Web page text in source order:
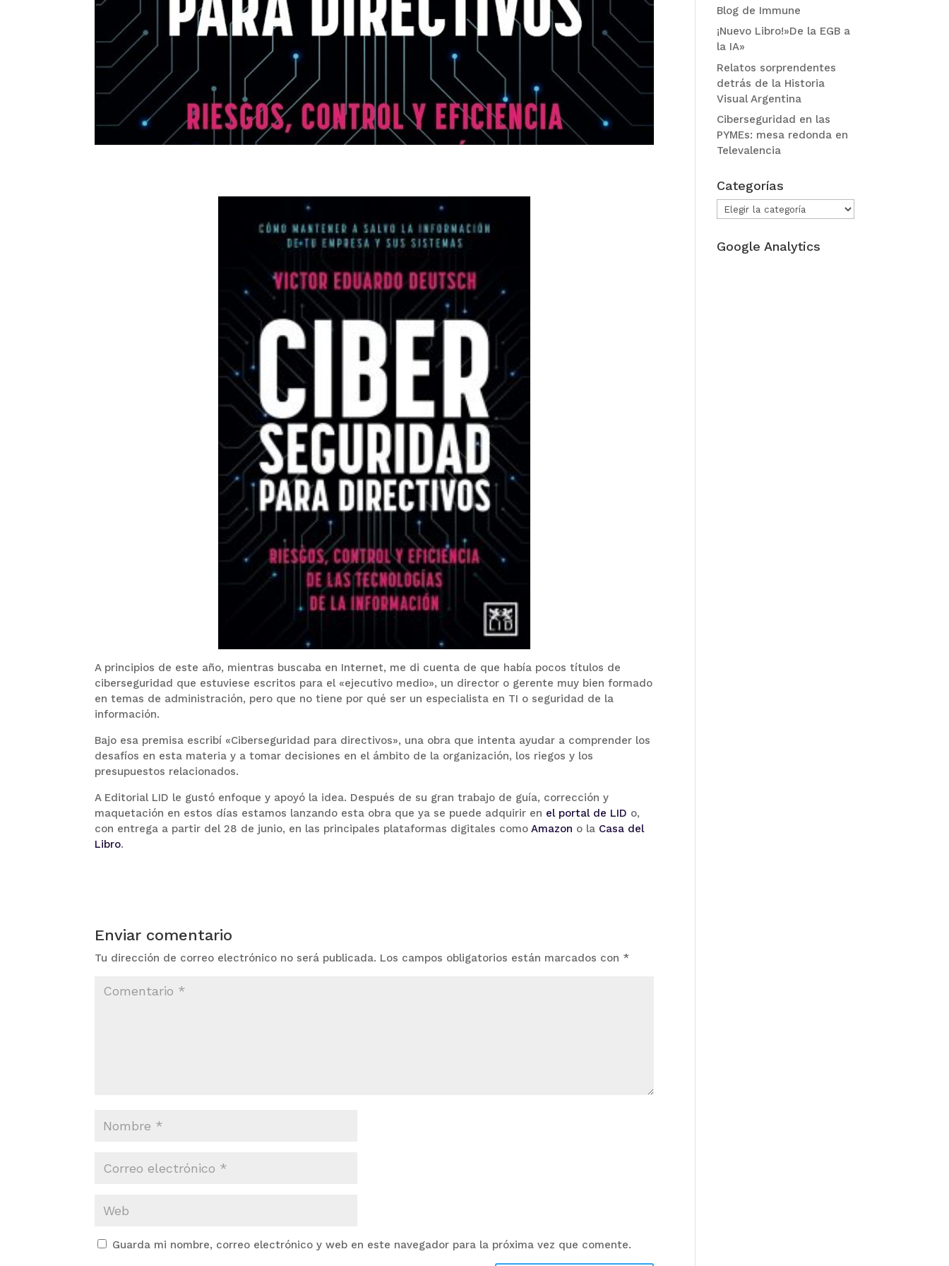
A principios de este año, mientras buscaba en Internet, me di cuenta de que había pocos títulos de
ciberseguridad que estuviese escritos para el «ejecutivo medio», un director o gerente muy bien formado
en temas de administración, pero que no tiene por qué ser un especialista en TI o seguridad de la
información.
Bajo esa premisa escribí «Ciberseguridad para directivos», una obra que intenta ayudar a comprender los
desafíos en esta materia y a tomar decisiones en el ámbito de la organización, los riegos y los
presupuestos relacionados.
A Editorial LID le gustó enfoque y apoyó la idea. Después de su gran trabajo de guía, corrección y
maquetación en estos días estamos lanzando esta obra que ya se puede adquirir en el portal de LID o,
con entrega a partir del 28 de junio, en las principales plataformas digitales comoAmazon o la Casa del
Libro.
Enviar comentario
Tu dirección de correo electrónico no será publicada. Los campos obligatorios están marcados con *
Guarda mi nombre, correo electrónico y web en este navegador para la próxima vez que comente.
Blog de Immune
¡Nuevo Libro!»De la EGB a
la IA»
Relatos sorprendentes
detrás de la Historia
Visual Argentina
Ciberseguridad en las
PYMEs: mesa redonda en
Televalencia
Categorías
Categorías
Google Analytics